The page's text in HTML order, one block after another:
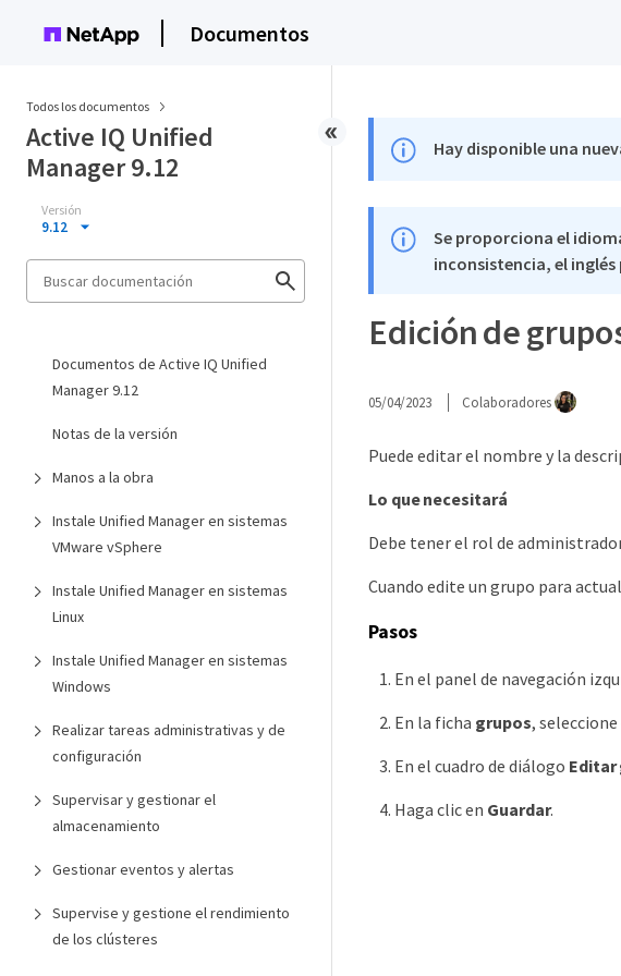
Documentos
Todos los documentos
Active IQ Unified
Manager 9.12
Versión
9.12
Documentos de Active IQ Unified
Manager 9.12
Notas de la versión
Manos a la obra
Instale Unified Manager en sistemas
VMware vSphere
Instale Unified Manager en sistemas
Linux
Instale Unified Manager en sistemas
Windows
Realizar tareas administrativas y de
configuración
Supervisar y gestionar el
almacenamiento
Gestionar eventos y alertas
Supervise y gestione el rendimiento
de los clústeres
Hay disponible una
Se proporciona el
inconsistencia, el inglés
Edición de
05/04/2023 Colaboradores
Puede editar el nombre y la
Lo que necesitará
Debe tener el rol de
Cuando edite un grupo para
Pasos
En el panel de navegación
En la ficha grupos,
En el cuadro de diálogo Editar
Haga clic en Guardar.